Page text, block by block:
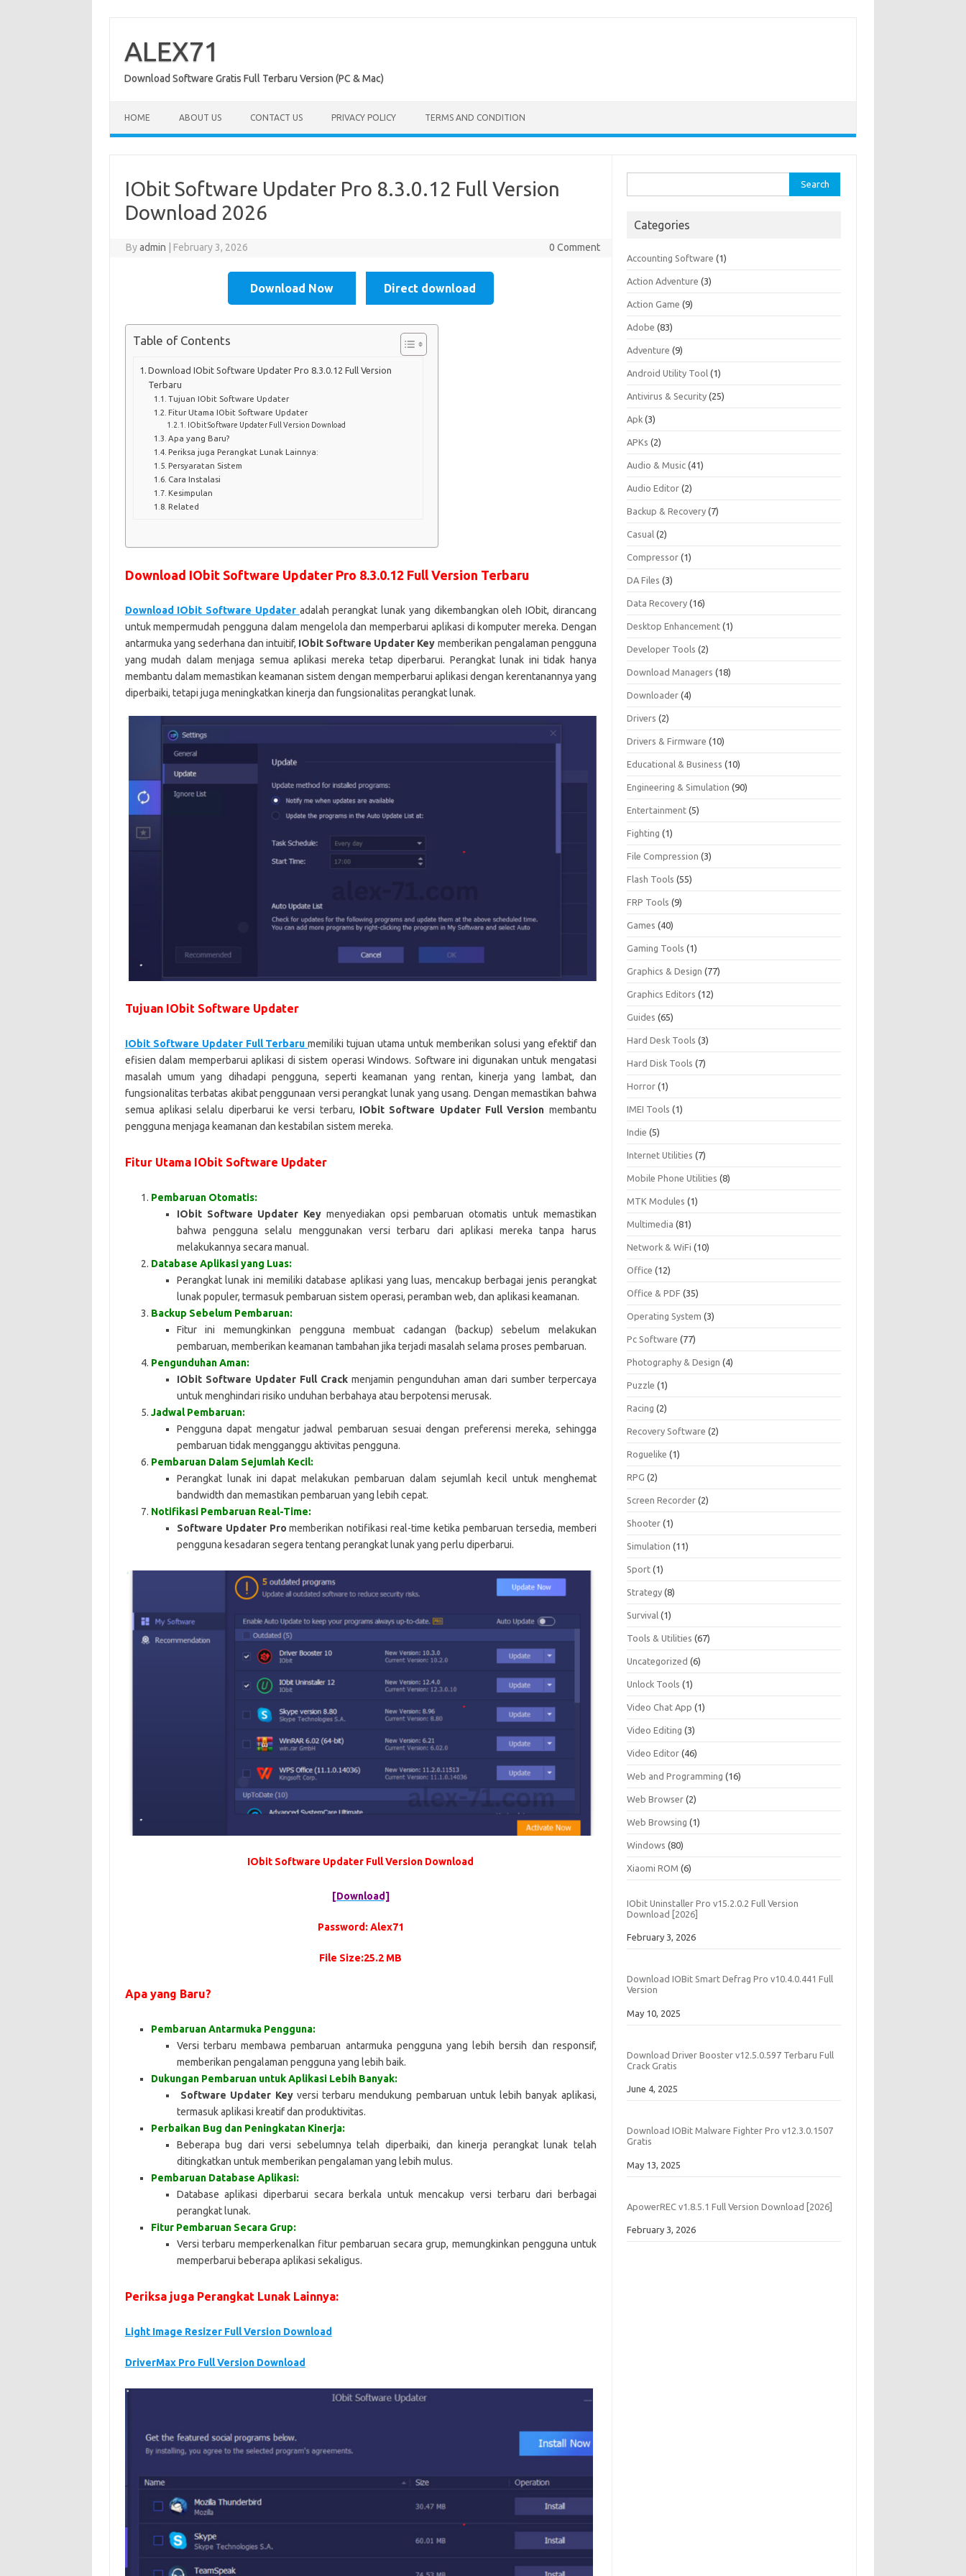
contentALEX71
Download Software Gratis Full Terbaru Version (PC & Mac)
HOME ABOUT US CONTACT US PRIVACY POLICY TERMS AND CONDITION
IObit Software Updater Pro 8.3.0.12 Full Version
Download 2026
Byadmin February 3, 2026 0 Comment
Download Now Direct download
Table of Contents
Download IObit Software Updater Pro 8.3.0.12 Full Version
Terbaru
Tujuan IObit Software Updater
Fitur Utama IObit Software Updater
IObit Software Updater Full Version Download
Apa yang Baru?
Periksa juga Perangkat Lunak Lainnya:
Persyaratan Sistem
Cara Instalasi
Kesimpulan
Related
Download IObit Software Updater Pro 8.3.0.12 Full Version Terbaru
Download IObit Software Updater adalah perangkat lunak yang dikembangkan oleh IObit, dirancang
untuk mempermudah pengguna dalam mengelola dan memperbarui aplikasi di komputer mereka. Dengan
antarmuka yang sederhana dan intuitif, IObit Software Updater Key memberikan pengalaman pengguna
yang mudah dalam menjaga semua aplikasi mereka tetap diperbarui. Perangkat lunak ini tidak hanya
membantu dalam memastikan keamanan sistem dengan memperbarui aplikasi dengan kerentanannya yang
diperbaiki, tetapi juga meningkatkan kinerja dan fungsionalitas perangkat lunak.
Tujuan IObit Software Updater
IObit Software Updater Full Terbarumemiliki tujuan utama untuk memberikan solusi yang efektif dan
efisien dalam memperbarui aplikasi di sistem operasi Windows. Software ini digunakan untuk mengatasi
masalah umum yang dihadapi pengguna, seperti keamanan yang rentan, kinerja yang lambat, dan
fungsionalitas terbatas akibat penggunaan versi perangkat lunak yang usang. Dengan memastikan bahwa
semua aplikasi selalu diperbarui ke versi terbaru, IObit Software Updater Full Version membantu
pengguna menjaga keamanan dan kestabilan sistem mereka.
Fitur Utama IObit Software Updater
Pembaruan Otomatis:
IObit Software Updater Key menyediakan opsi pembaruan otomatis untuk memastikan
bahwa pengguna selalu menggunakan versi terbaru dari aplikasi mereka tanpa harus
melakukannya secara manual.
Database Aplikasi yang Luas:
Perangkat lunak ini memiliki database aplikasi yang luas, mencakup berbagai jenis perangkat
lunak populer, termasuk pembaruan sistem operasi, peramban web, dan aplikasi keamanan.
Backup Sebelum Pembaruan:
Fitur ini memungkinkan pengguna membuat cadangan (backup) sebelum melakukan
pembaruan, memberikan keamanan tambahan jika terjadi masalah selama proses pembaruan.
Pengunduhan Aman:
IObit Software Updater Full Crackmenjamin pengunduhan aman dari sumber terpercaya
untuk menghindari risiko unduhan berbahaya atau berpotensi merusak.
Jadwal Pembaruan:
Pengguna dapat mengatur jadwal pembaruan sesuai dengan preferensi mereka, sehingga
pembaruan tidak mengganggu aktivitas pengguna.
Pembaruan Dalam Sejumlah Kecil:
Perangkat lunak ini dapat melakukan pembaruan dalam sejumlah kecil untuk menghemat
bandwidth dan memastikan pembaruan yang lebih cepat.
Notifikasi Pembaruan Real-Time:
Software Updater Promemberikan notifikasi real-time ketika pembaruan tersedia, memberi
pengguna kesadaran segera tentang perangkat lunak yang perlu diperbarui.
IObit Software Updater Full Version Download
[Download]
Password: Alex71
File Size:25.2 MB
Apa yang Baru?
Pembaruan Antarmuka Pengguna:
Versi terbaru membawa pembaruan antarmuka pengguna yang lebih bersih dan responsif,
memberikan pengalaman pengguna yang lebih baik.
Dukungan Pembaruan untuk Aplikasi Lebih Banyak:
Software Updater Keyversi terbaru mendukung pembaruan untuk lebih banyak aplikasi,
termasuk aplikasi kreatif dan produktivitas.
Perbaikan Bug dan Peningkatan Kinerja:
Beberapa bug dari versi sebelumnya telah diperbaiki, dan kinerja perangkat lunak telah
ditingkatkan untuk memberikan pengalaman yang lebih mulus.
Pembaruan Database Aplikasi:
Database aplikasi diperbarui secara berkala untuk mencakup versi terbaru dari berbagai
perangkat lunak.
Fitur Pembaruan Secara Grup:
Versi terbaru memperkenalkan fitur pembaruan secara grup, memungkinkan pengguna untuk
memperbarui beberapa aplikasi sekaligus.
Periksa juga Perangkat Lunak Lainnya:
Light Image Resizer Full Version Download
DriverMax Pro Full Version Download
for:
Categories
Accounting Software (1)
Action Adventure (3)
Action Game (9)
Adobe (83)
Adventure (9)
Android Utility Tool (1)
Antivirus & Security (25)
Apk (3)
APKs (2)
Audio & Music (41)
Audio Editor (2)
Backup & Recovery (7)
Casual (2)
Compressor (1)
DA Files (3)
Data Recovery (16)
Desktop Enhancement (1)
Developer Tools (2)
Download Managers (18)
Downloader (4)
Drivers (2)
Drivers & Firmware (10)
Educational & Business (10)
Engineering & Simulation (90)
Entertainment (5)
Fighting (1)
File Compression (3)
Flash Tools (55)
FRP Tools (9)
Games (40)
Gaming Tools (1)
Graphics & Design (77)
Graphics Editors (12)
Guides (65)
Hard Desk Tools (3)
Hard Disk Tools (7)
Horror (1)
IMEI Tools (1)
Indie (5)
Internet Utilities (7)
Mobile Phone Utilities (8)
MTK Modules (1)
Multimedia (81)
Network & WiFi (10)
Office (12)
Office & PDF (35)
Operating System (3)
Pc Software (77)
Photography & Design (4)
Puzzle (1)
Racing (2)
Recovery Software (2)
Roguelike (1)
RPG (2)
Screen Recorder (2)
Shooter (1)
Simulation (11)
Sport (1)
Strategy (8)
Survival (1)
Tools & Utilities (67)
Uncategorized (6)
Unlock Tools (1)
Video Chat App (1)
Video Editing (3)
Video Editor (46)
Web and Programming (16)
Web Browser (2)
Web Browsing (1)
Windows (80)
Xiaomi ROM (6)
IObit Uninstaller Pro v15.2.0.2 Full Version
Download [2026]
Date
February 3, 2026
Download IOBit Smart Defrag Pro v10.4.0.441 Full
Version
Date
May 10, 2025
Download Driver Booster v12.5.0.597 Terbaru Full
Crack Gratis
Date
June 4, 2025
Download IOBit Malware Fighter Pro v12.3.0.1507
Gratis
Date
May 13, 2025
ApowerREC v1.8.5.1 Full Version Download [2026]
Date
February 3, 2026